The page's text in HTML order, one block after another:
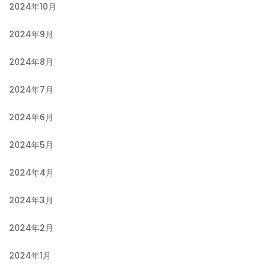
2024年10月
2024年9月
2024年8月
2024年7月
2024年6月
2024年5月
2024年4月
2024年3月
2024年2月
2024年1月